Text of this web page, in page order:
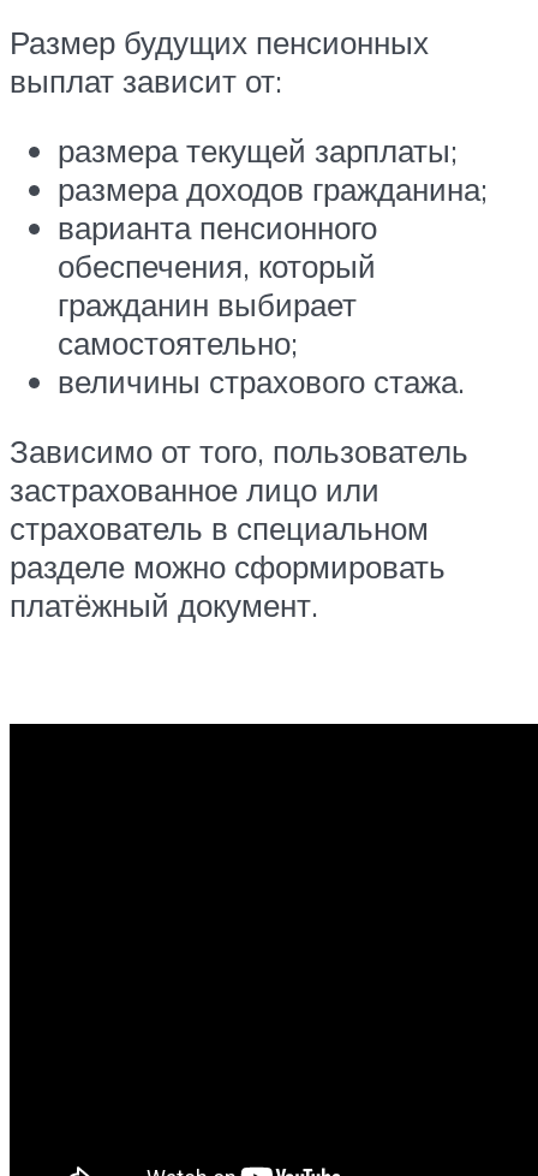
Размер будущих пенсионных
выплат зависит от:
размера текущей зарплаты;
размера доходов гражданина;
варианта пенсионного
обеспечения, который
гражданин выбирает
самостоятельно;
величины страхового стажа.
Зависимо от того, пользователь
застрахованное лицо или
страхователь в специальном
разделе можно сформировать
платёжный документ.